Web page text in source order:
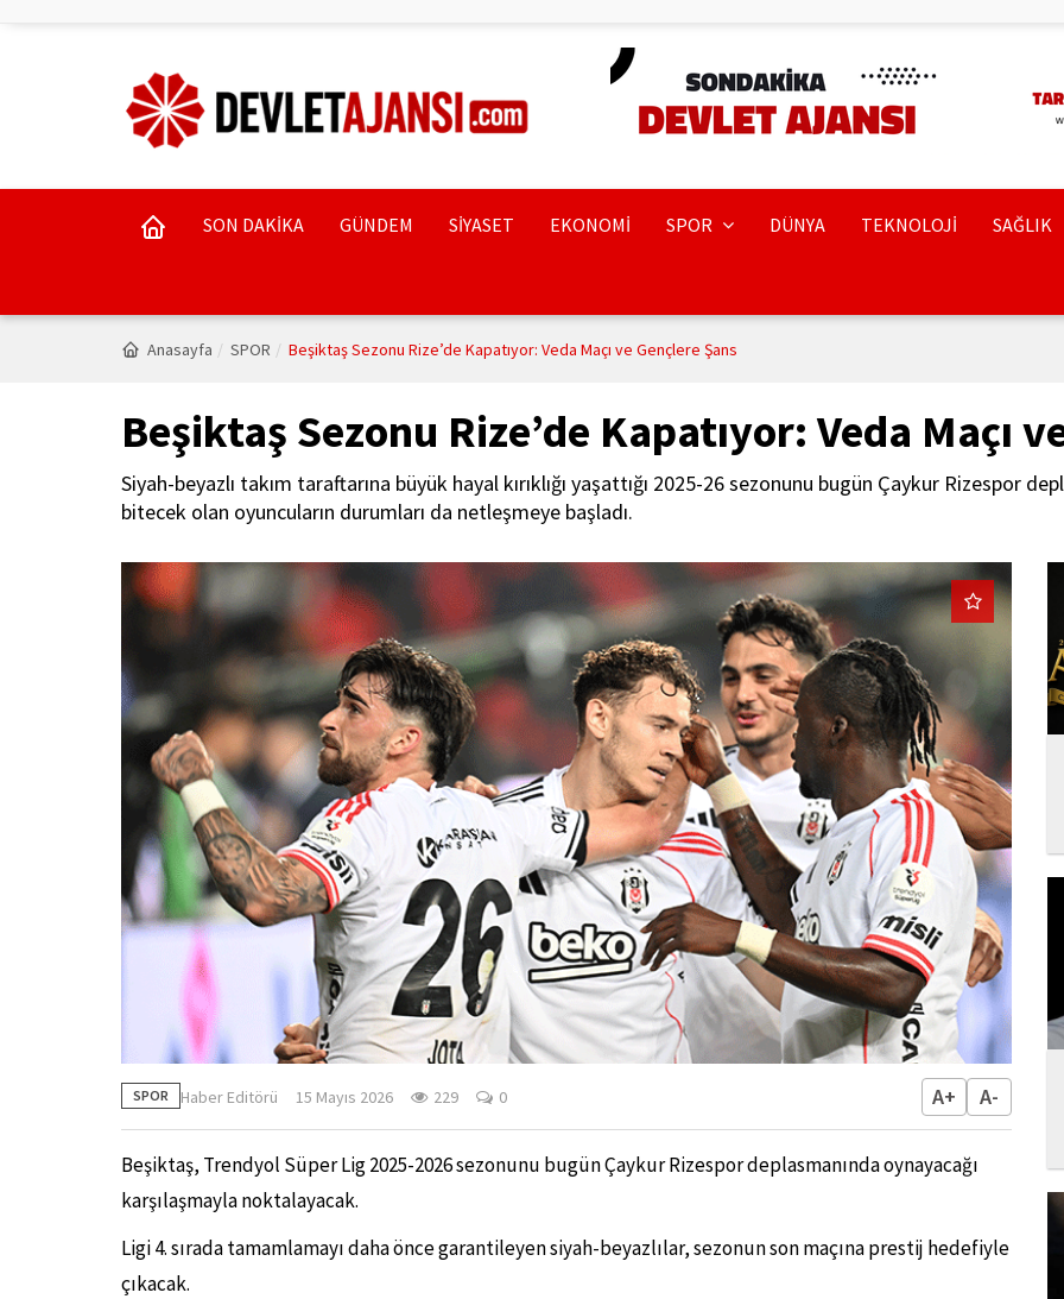
SON DAKİKA GÜNDEM SİYASET EKONOMİ SPOR DÜNYA TEKNOLOJİ SAĞLIK
Anasayfa SPOR Beşiktaş Sezonu Rize’de Kapatıyor: Veda Maçı ve Gençlere Şans
Beşiktaş Sezonu Rize’de Kapatıyor: Veda Maçı
Siyah-beyazlı takım taraftarına büyük hayal kırıklığı yaşattığı 2025-26 sezonunu bugün Çaykur Rizespor
bitecek olan oyuncuların durumları da netleşmeye başladı.
SPOR Haber Editörü 15 Mayıs 2026 229 0 A+ A-
Beşiktaş, Trendyol Süper Lig 2025-2026 sezonunu bugün Çaykur Rizespor deplasmanında oynayacağı
karşılaşmayla noktalayacak.
Ligi 4. sırada tamamlamayı daha önce garantileyen siyah-beyazlılar, sezonun son maçına prestij hedefiyle
çıkacak.